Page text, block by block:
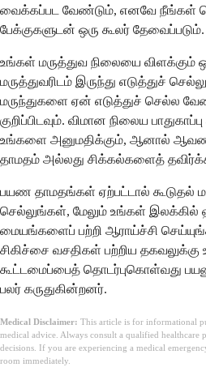
வைக்கப்பட வேண்டும், எனவே நீங்கள்
பேக்குகளுடன் ஒரு கூலர் தேவைப்படும்.
உங்கள் மருத்துவ நிலையை விளக்கும்
மருத்துவரிடம் இருந்து எடுத்துச்
மருந்துகளை ஏன் எடுத்துச் செல்ல
குறிப்பிடவும். விமான நிலைய
உங்களை அனுமதிக்கும், ஆனால்
தாமதம் அல்லது சிக்கல்களைத்
பயண தாமதங்கள் ஏற்பட்டால் கூடுதல்
செல்லுங்கள், மேலும் உங்கள் இலக்கில்
மையங்களைப் பற்றி ஆராய்ச்சி
சிகிச்சை வசதிகள் பற்றிய
கூட்டமைப்பைத் தொடர்புகொள்வது
பலர் கருதுகின்றனர்.
Medical Disclaimer: This article is for informational
medical advice. Always consult a qualified healthcare
decisions. If you are experiencing a medical
room immediately.